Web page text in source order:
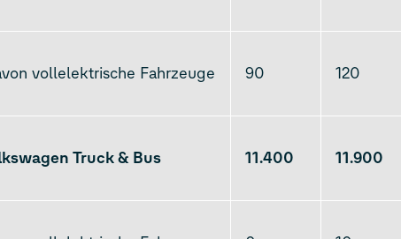
vollelektrische Fahrzeuge 90 120
Truck & Bus 11.400 11.900